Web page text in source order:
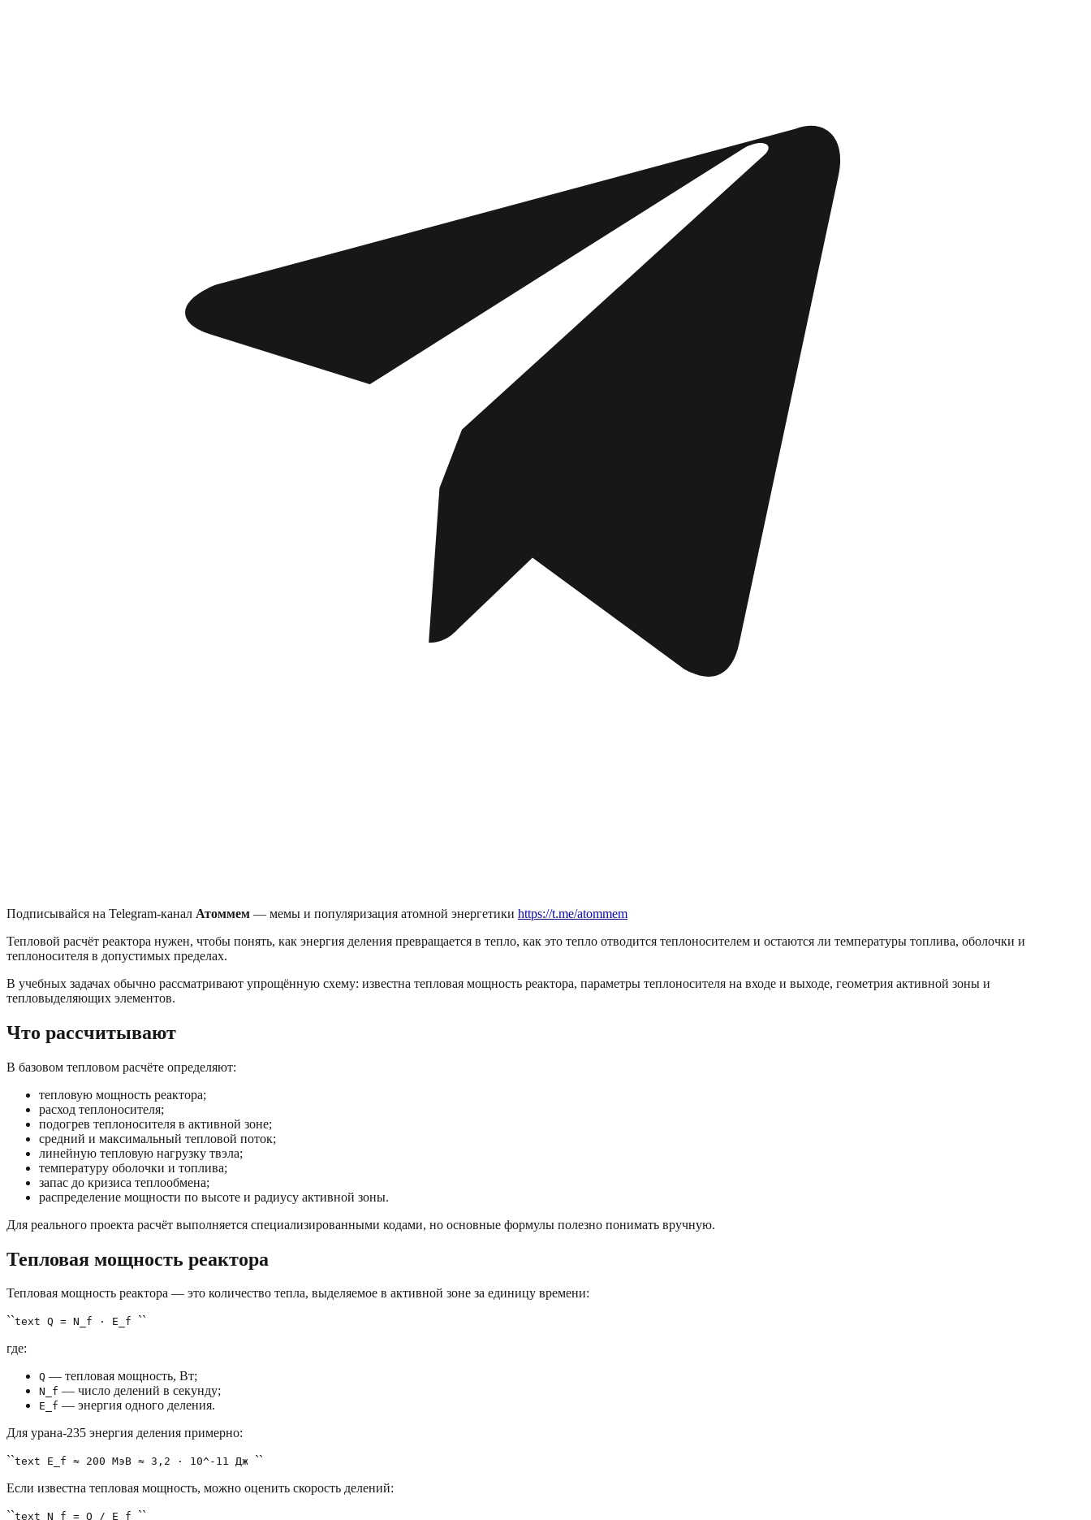
Подписывайся на Telegram-канал Атоммем — мемы и популяризация атомной энергетики https://t.me/atommem
Тепловой расчёт реактора нужен, чтобы понять, как энергия деления превращается в тепло, как это тепло отводится теплоносителем и остаются ли температуры топлива, оболочки и
теплоносителя в допустимых пределах.
В учебных задачах обычно рассматривают упрощённую схему: известна тепловая мощность реактора, параметры теплоносителя на входе и выходе, геометрия активной зоны и
тепловыделяющих элементов.
Что рассчитывают
В базовом тепловом расчёте определяют:
тепловую мощность реактора;
расход теплоносителя;
подогрев теплоносителя в активной зоне;
средний и максимальный тепловой поток;
линейную тепловую нагрузку твэла;
температуру оболочки и топлива;
запас до кризиса теплообмена;
распределение мощности по высоте и радиусу активной зоны.
Для реального проекта расчёт выполняется специализированными кодами, но основные формулы полезно понимать вручную.
Тепловая мощность реактора
Тепловая мощность реактора — это количество тепла, выделяемое в активной зоне за единицу времени:
``text Q = N_f · E_f ``
где:
Q — тепловая мощность, Вт;
N_f — число делений в секунду;
E_f — энергия одного деления.
Для урана-235 энергия деления примерно:
``text E_f ≈ 200 МэВ ≈ 3,2 · 10^-11 Дж ``
Если известна тепловая мощность, можно оценить скорость делений:
``text N_f = Q / E_f ``